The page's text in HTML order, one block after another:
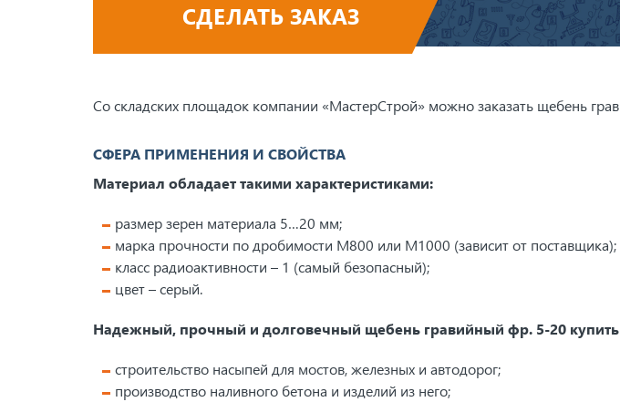
СДЕЛАТЬ ЗАКАЗ
Со складских площадок компании «МастерСтрой» можно заказать щебень
СФЕРА ПРИМЕНЕНИЯ И СВОЙСТВА
Материал обладает такими характеристиками:
размер зерен материала 5…20 мм;
марка прочности по дробимости М800 или М1000 (зависит от поставщика);
класс радиоактивности – 1 (самый безопасный);
цвет – серый.
Надежный, прочный и долговечный щебень гравийный фр. 5-20 купить
строительство насыпей для мостов, железных и автодорог;
производство наливного бетона и изделий из него;